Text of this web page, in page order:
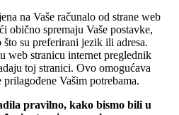
na Vaše računalo od strane web
obično spremaju Vaše postavke,
su preferirani jezik ili adresa.
web stranicu internet preglednik
toj stranici. Ovo omogućava
Vašim potrebama.
pravilno, kako bismo bili u